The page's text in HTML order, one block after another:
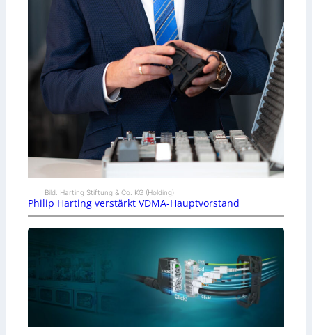
Bild: Harting Stiftung & Co. KG (Holding)
Philip Harting verstärkt VDMA-Hauptvorstand